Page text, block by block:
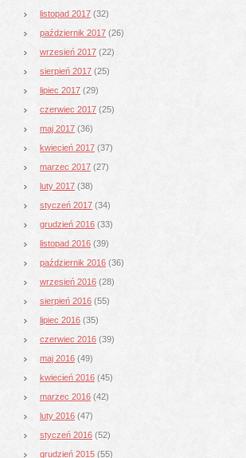
listopad 2017 (32)
październik 2017 (26)
wrzesień 2017 (22)
sierpień 2017 (25)
lipiec 2017 (29)
czerwiec 2017 (25)
maj 2017 (36)
kwiecień 2017 (37)
marzec 2017 (27)
luty 2017 (38)
styczeń 2017 (34)
grudzień 2016 (33)
listopad 2016 (39)
październik 2016 (36)
wrzesień 2016 (28)
sierpień 2016 (55)
lipiec 2016 (35)
czerwiec 2016 (39)
maj 2016 (49)
kwiecień 2016 (45)
marzec 2016 (42)
luty 2016 (47)
styczeń 2016 (52)
grudzień 2015 (55)